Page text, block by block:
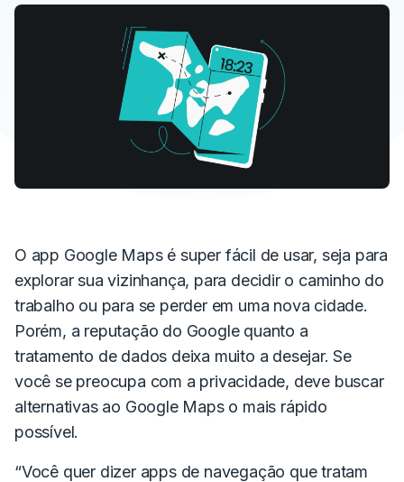
O app Google Maps é super fácil de usar, seja para
explorar sua vizinhança, para decidir o caminho do
trabalho ou para se perder em uma nova cidade.
Porém, a reputação do Google quanto a
tratamento de dados deixa muito a desejar. Se
você se preocupa com a privacidade, deve buscar
alternativas ao Google Maps o mais rápido
possível.
“Você quer dizer apps de navegação que tratam